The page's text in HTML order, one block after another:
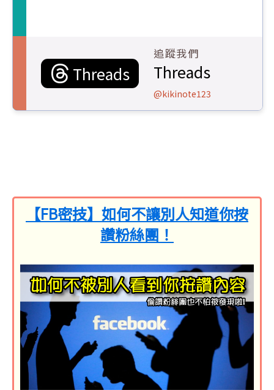
Threads
追蹤我們
Threads
@kikinote123
【FB密技】如何不讓別人知道你按
讚粉絲團！